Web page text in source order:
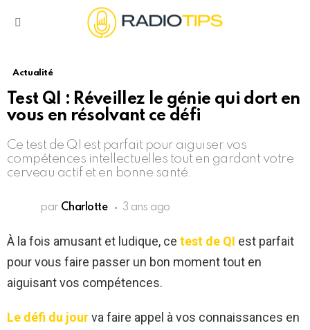
Actualité
Test QI : Réveillez le génie qui dort en
vous en résolvant ce défi
Ce test de QI est parfait pour aiguiser vos
compétences intellectuelles tout en gardant votre
cerveau actif et en bonne santé.
par Charlotte 3 ans ago
À la fois amusant et ludique, ce test de QI est parfait
pour vous faire passer un bon moment tout en
aiguisant vos compétences.
Le défi du jourva faire appel à vos connaissances en